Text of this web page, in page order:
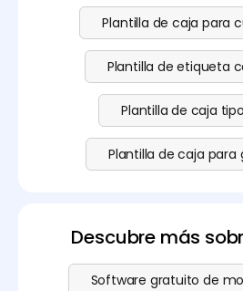
Plantilla de caja para
Plantilla de etiqueta
Plantilla de caja
Plantilla de caja para
Descubre más
Software gratuito de